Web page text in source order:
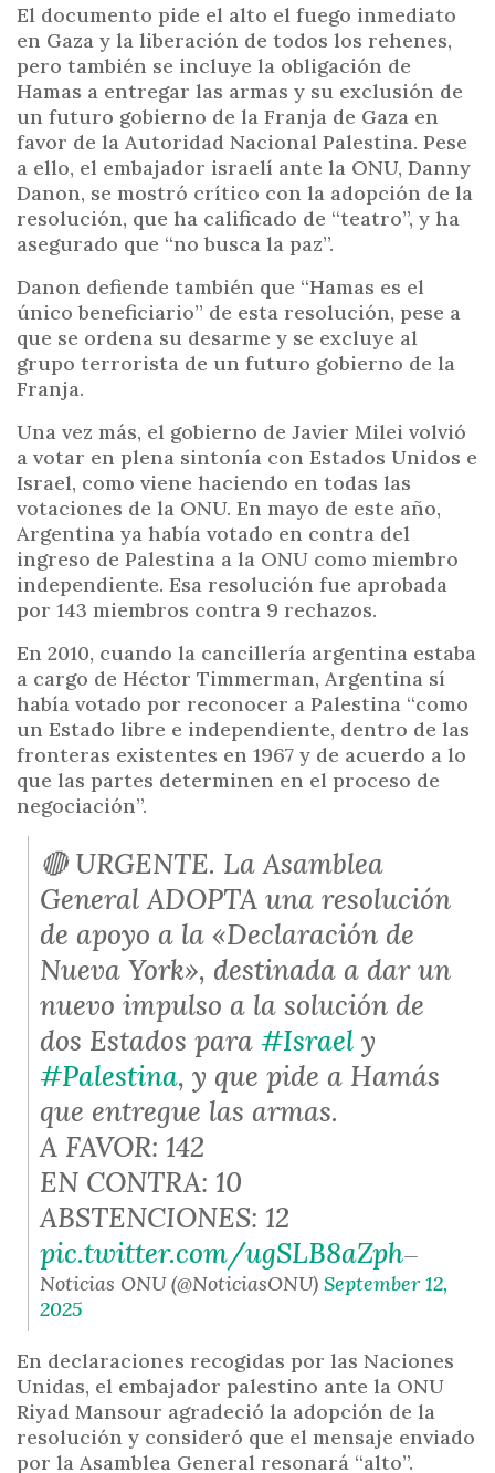
El documento pide el alto el fuego inmediato
en Gaza y la liberación de todos los rehenes,
pero también se incluye la obligación de
Hamas a entregar las armas y su exclusión de
un futuro gobierno de la Franja de Gaza en
favor de la Autoridad Nacional Palestina. Pese
a ello, el embajador israelí ante la ONU, Danny
Danon, se mostró crítico con la adopción de la
resolución, que ha calificado de “teatro”, y ha
asegurado que “no busca la paz”.
Danon defiende también que “Hamas es el
único beneficiario” de esta resolución, pese a
que se ordena su desarme y se excluye al
grupo terrorista de un futuro gobierno de la
Franja.
Una vez más, el gobierno de Javier Milei volvió
a votar en plena sintonía con Estados Unidos e
Israel, como viene haciendo en todas las
votaciones de la ONU. En mayo de este año,
Argentina ya había votado en contra del
ingreso de Palestina a la ONU como miembro
independiente. Esa resolución fue aprobada
por 143 miembros contra 9 rechazos.
En 2010, cuando la cancillería argentina estaba
a cargo de Héctor Timmerman, Argentina sí
había votado por reconocer a Palestina “como
un Estado libre e independiente, dentro de las
fronteras existentes en 1967 y de acuerdo a lo
que las partes determinen en el proceso de
negociación”.
🔴 URGENTE. La Asamblea
General ADOPTA una resolución
de apoyo a la «Declaración de
Nueva York», destinada a dar un
nuevo impulso a la solución de
dos Estados para #Israel y
#Palestina, y que pide a Hamás
que entregue las armas.
A FAVOR: 142
EN CONTRA: 10
ABSTENCIONES: 12
pic.twitter.com/ugSLB8aZph—
Noticias ONU (@NoticiasONU) September 12,
2025
En declaraciones recogidas por las Naciones
Unidas, el embajador palestino ante la ONU
Riyad Mansour agradeció la adopción de la
resolución y consideró que el mensaje enviado
por la Asamblea General resonará “alto”.